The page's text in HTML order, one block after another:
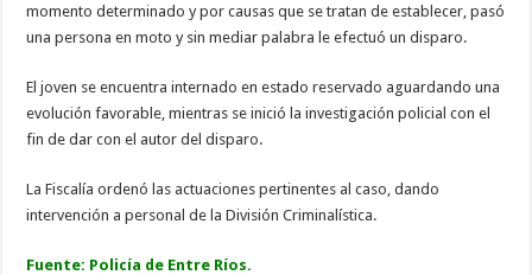
momento determinado y por causas que se tratan de establecer, pasó
una persona en moto y sin mediar palabra le efectuó un disparo.
El joven se encuentra internado en estado reservado aguardando una
evolución favorable, mientras se inició la investigación policial con el
fin de dar con el autor del disparo.
La Fiscalía ordenó las actuaciones pertinentes al caso, dando
intervención a personal de la División Criminalística.
Fuente: Policía de Entre Ríos.